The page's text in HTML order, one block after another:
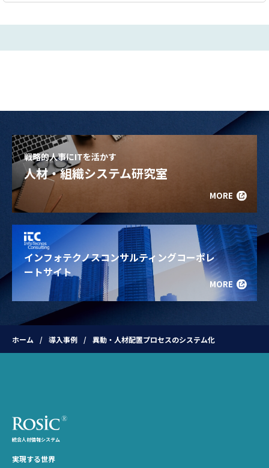
戦略的人事にITを活かす
人材・組織システム研究室
MORE
インフォテクノスコンサルティングコーポレ
ートサイト
MORE
ホーム 導入事例 異動・人材配置プロセスのシステム化
統合人材情報システム
実現する世界